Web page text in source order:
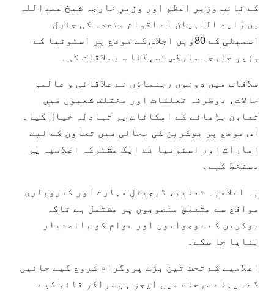
کے نائب وزیرِ اعظم اور وزیرِ خارجہ شیخ عبداللہ
بن زاید النہیان نے اقوام متحدہ کی جنرل
اسمبلی کے 80ویں اجلاس کے موقع پر اسٹونیا کے
وزیرِ خارجہ مارگس تسہکنا سے ملاقات کی۔
ملاقات میں دونوں رہنماؤں نے علاقائی و عالمی
حالات، دوطرفہ تعلقات اور مختلف شعبوں میں
تعاون بڑھانے کے امکانات پر تبادلہ خیال کیا۔
اس موقع پر یوکرین کی بحالی میں تعاون کے لیے
امارات اور اسٹونیا نے ایک مشترکہ اعلامیہ پر
دستخط کیے۔
یہ اعلامیہ تعلیم، ڈیجیٹل مہارت اور کاروباری
مواقع سے متعلق منصوبوں پر مشتمل ہے تاکہ
یوکرین کے نوجوانوں اور عوام کو بااختیار
بنایا جا سکے۔
اعلامیے کے تحت تین بڑے پروگرام شروع کیے جائیں
گے۔ پہلے مرحلے میں ایجو ہب مراکز قائم کیے